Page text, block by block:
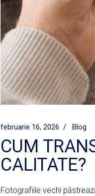
februarie 16, 2026 Blog
CUM
CALITATE?
Fotografiile vechi